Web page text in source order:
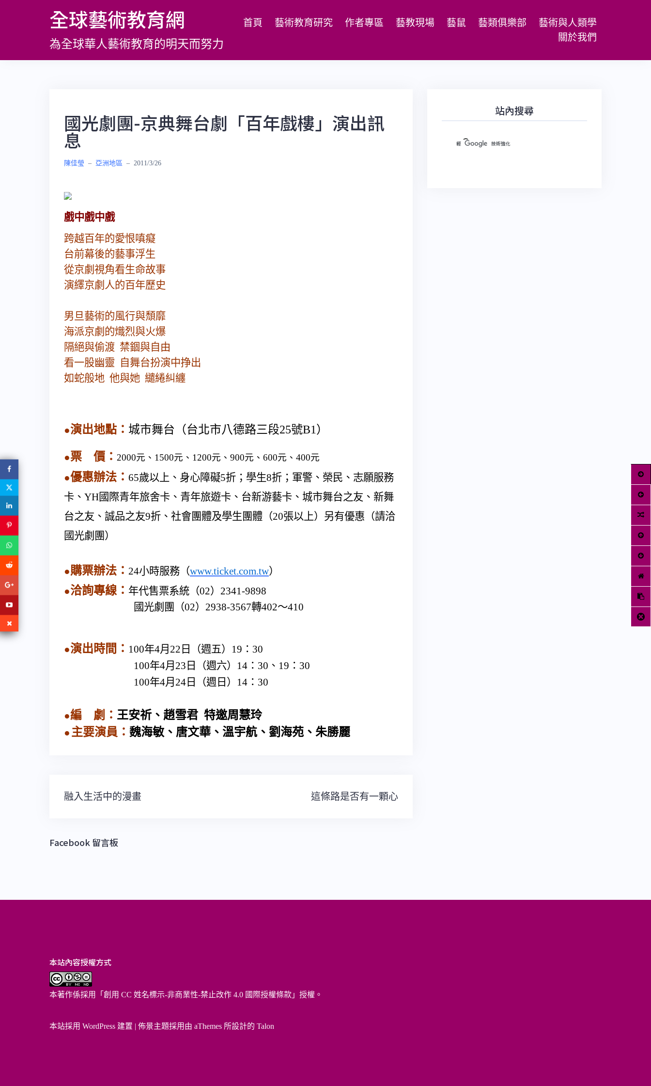
全球藝術教育網
為全球華人藝術教育的明天而努力
首頁 藝術教育研究 作者專區 藝教現場 藝鼠 藝類俱樂部
藝術與人類學
關於我們
國光劇團-京典舞台劇「百年戲樓」演出訊
息
陳佳瑩 – 亞洲地區 – 2011/3/26
戲中戲中戲
跨越百年的愛恨嗔癡
台前幕後的藝事浮生
從京劇視角看生命故事
演繹京劇人的百年歷史
男旦藝術的風行與頹靡
海派京劇的熾烈與火爆
隔絕與偷渡 禁錮與自由
看一股幽靈 自舞台扮演中挣出
如蛇般地 他與她 繾綣糾纏
●演出地點： 城市舞台（台北市八德路三段25號B1 ）
●票 價 ： 2000元、 1500元、 1200元、 900元、 600元、 400元
●優惠辦法： 65歲以上、身心障礙5折；學生8折；軍警、榮民、志願服務
卡、 YH國際青年旅舍卡、青年旅遊卡、台新游藝卡、城市舞台之友、新舞
台之友、誠品之友9折、社會團體及學生團體（20張以上）另有優惠（請洽
國光劇團）
●購票辦法 ： 24小時服務（www.ticket.com.tw）
●洽詢專線： 年代售票系統（02） 2341-9898
國光劇團（02） 2938-3567轉402～410
●演出時間： 100年4月 22 日（週五） 19 ： 30
100年4月 23 日（週六） 14 ： 30 、 19 ： 30
100年4月 24 日（週日） 14 ： 30
●編 劇： 王安祈、趙雪君 特邀周慧玲
● 主要演員： 魏海敏、唐文華、溫宇航、劉海苑、朱勝麗
文
覽
融入生活中的漫畫 這條路是否有一顆心
Facebook 留言板
站內搜尋
本站內容授權方式
本著作係採用「 創用 CC 姓名標示-非商業性-禁止改作 4.0 國際授權條款 」授權。
本站採用 WordPress 建置 | 佈景主題採用由 aThemes 所設計的 Talon